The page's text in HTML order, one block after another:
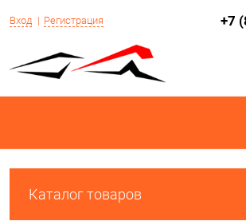
Вход Регистрация +7
Каталог товаров